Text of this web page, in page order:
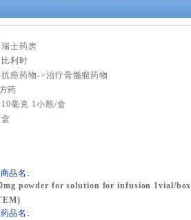
瑞士药房
比利时
抗癌药物->治疗骨髓瘤药物
药
10毫克 1小瓶/盒
盒
品名:
powder for solution for infusion 1vial/box
品名: